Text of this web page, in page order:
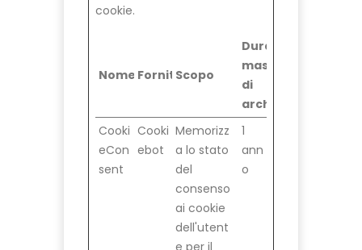
cookie.
Nome FornitoreScopo
Durata
massima
di
archiviazione
Cooki
eCon
sent
Cooki
ebot
Memorizz
a lo stato
del
consenso
ai cookie
dell'utent
e per il
1
ann
o